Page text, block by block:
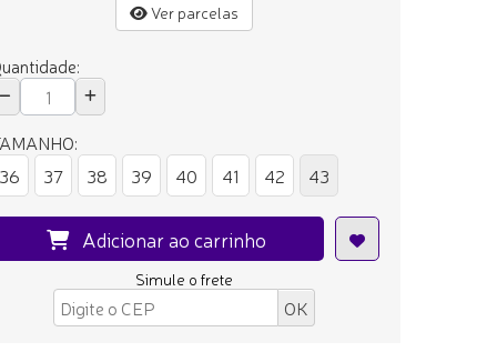
Ver parcelas
36
37 38 39 40 41 42 43
Adicionar ao carrinho
Simule o frete